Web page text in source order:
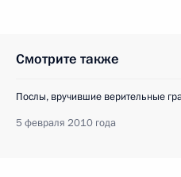
Смотрите также
Послы, вручившие верительные
5 февраля 2010 года